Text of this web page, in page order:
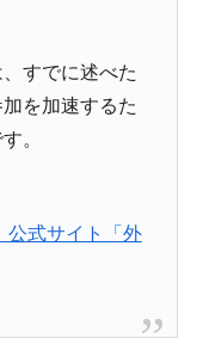
すでに述べた
を加速するた
。
公式サイト「外